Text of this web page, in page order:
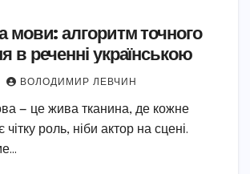
мови: алгоритм точного
в реченні українською
ВОЛОДИМИР ЛЕВЧИН
— це жива тканина, де кожне
роль, ніби актор на сцені.